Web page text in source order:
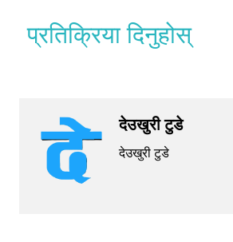
प्रतिक्रिया दिनुहोस्
देउखुरी टुडे
देउखुरी टुडे